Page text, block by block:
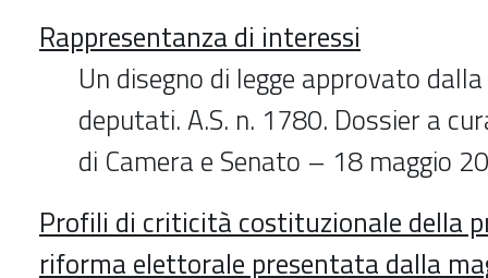
Rappresentanza di interessi
Un disegno di legge approvato
deputati. A.S. n. 1780. Dossier a
di Camera e Senato – 18 maggio
Profili di criticità costituzionale della
riforma elettorale presentata dalla